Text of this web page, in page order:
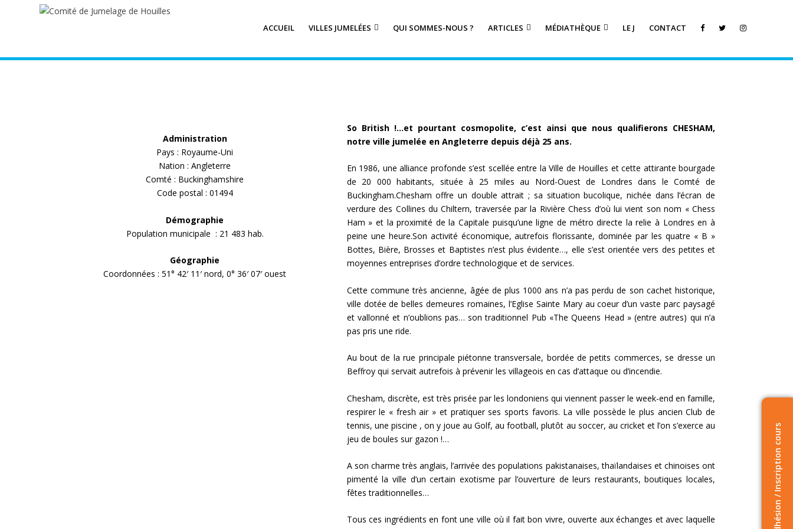
ACCUEIL VILLES JUMELÉES QUI SOMMES-NOUS ? ARTICLES MÉDIATHÈQUE LE J CONTACT
Administration
Pays : Royaume-Uni
Nation : Angleterre
Comté : Buckinghamshire
Code postal : 01494
Démographie
Population municipale : 21 483 hab.
Géographie
Coordonnées : 51° 42′ 11′ nord, 0° 36′ 07′ ouest
So British !…et pourtant cosmopolite, c’est ainsi que nous qualifierons CHESHAM,
notre ville jumelée en Angleterre depuis déjà 25 ans.
En 1986, une alliance profonde s’est scellée entre la Ville de Houilles et cette attirante bourgade
de 20 000 habitants, située à 25 miles au Nord-Ouest de Londres dans le Comté de
Buckingham.Chesham offre un double attrait ; sa situation bucolique, nichée dans l’écran de
verdure des Collines du Chiltern, traversée par la Rivière Chess d’où lui vient son nom « Chess
Ham » et la proximité de la Capitale puisqu’une ligne de métro directe la relie à Londres en à
peine une heure.Son activité économique, autrefois florissante, dominée par les quatre « B »
Bottes, Bière, Brosses et Baptistes n’est plus évidente…, elle s’est orientée vers des petites et
moyennes entreprises d’ordre technologique et de services.
Cette commune très ancienne, âgée de plus 1000 ans n’a pas perdu de son cachet historique,
ville dotée de belles demeures romaines, l’Eglise Sainte Mary au coeur d’un vaste parc paysagé
et vallonné et n’oublions pas… son traditionnel Pub «The Queens Head » (entre autres) qui n’a
pas pris une ride.
Au bout de la rue principale piétonne transversale, bordée de petits commerces, se dresse un
Beffroy qui servait autrefois à prévenir les villageois en cas d’attaque ou d’incendie.
Chesham, discrète, est très prisée par les londoniens qui viennent passer le week-end en famille,
respirer le « fresh air » et pratiquer ses sports favoris. La ville possède le plus ancien Club de
tennis, une piscine , on y joue au Golf, au football, plutôt au soccer, au cricket et l’on s’exerce au
jeu de boules sur gazon !…
A son charme très anglais, l’arrivée des populations pakistanaises, thaïlandaises et chinoises ont
pimenté la ville d’un certain exotisme par l’ouverture de leurs restaurants, boutiques locales,
fêtes traditionnelles…
Tous ces ingrédients en font une ville où il fait bon vivre, ouverte aux échanges et avec laquelle
Adhésion / Inscription cours